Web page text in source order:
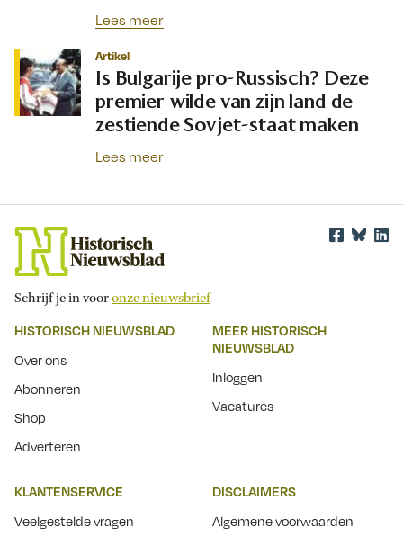
Lees meer
Artikel
Is Bulgarije pro-Russisch? Deze
premier wilde van zijn land de
zestiende Sovjet-staat maken
Lees meer
Schrijf je in vooronze nieuwsbrief
HISTORISCH NIEUWSBLAD
Over ons
Abonneren
Shop
Adverteren
MEER HISTORISCH
NIEUWSBLAD
Inloggen
Vacatures
KLANTENSERVICE
Veelgestelde vragen
DISCLAIMERS
Algemene voorwaarden